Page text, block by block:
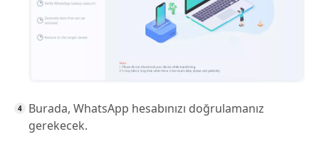
Burada, WhatsApp hesabınızı doğrulamanız
gerekecek.